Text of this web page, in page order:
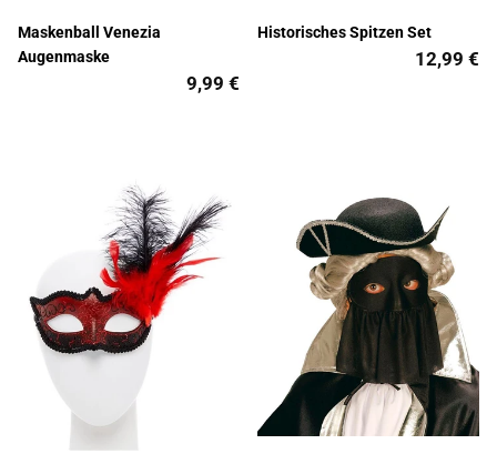
Maskenball Venezia
Augenmaske
9,99 €
Historisches Spitzen Set
12,99 €